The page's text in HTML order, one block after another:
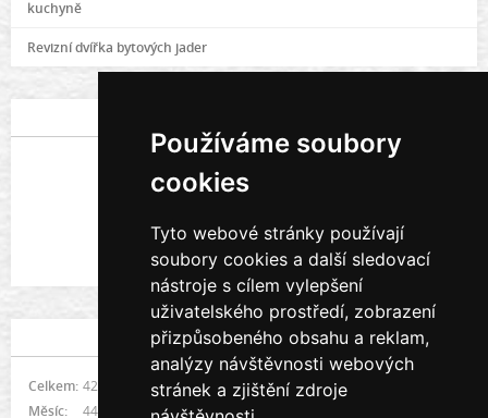
Používáme soubory
cookies
Tyto webové stránky používají
soubory cookies a další sledovací
nástroje s cílem vylepšení
uživatelského prostředí, zobrazení
přizpůsobeného obsahu a reklam,
analýzy návštěvnosti webových
stránek a zjištění zdroje
kuchyně
Revizní dvířka bytových jader
Galerie prací
STATISTIKY
Celkem: 421529
Měsíc:
4491